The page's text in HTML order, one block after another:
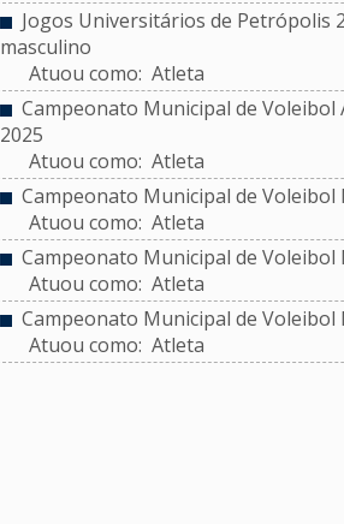
Jogos Universitários de Petrópolis
masculino
Atuou como: Atleta
Campeonato Municipal de Voleibol
2025
Atuou como: Atleta
Campeonato Municipal de Voleibol
Atuou como: Atleta
Campeonato Municipal de Voleibol
Atuou como: Atleta
Campeonato Municipal de Voleibol
Atuou como: Atleta